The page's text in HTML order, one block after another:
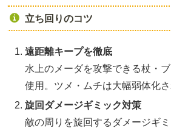
立ち回りのコツ
遠距離キープを徹底
水上のメーダを攻撃できる杖・
使用。ツメ・ムチは大幅弱体化さ
旋回ダメージギミック対策
敵の周りを旋回するダメージギ